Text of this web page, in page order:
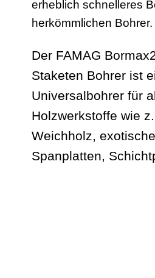
erheblich schnelleres
herkömmlichen Bohrer.
Der FAMAG
Staketen Bohrer ist
Universalbohrer für
Holzwerkstoffe wie
Weichholz,
Spanplatten,